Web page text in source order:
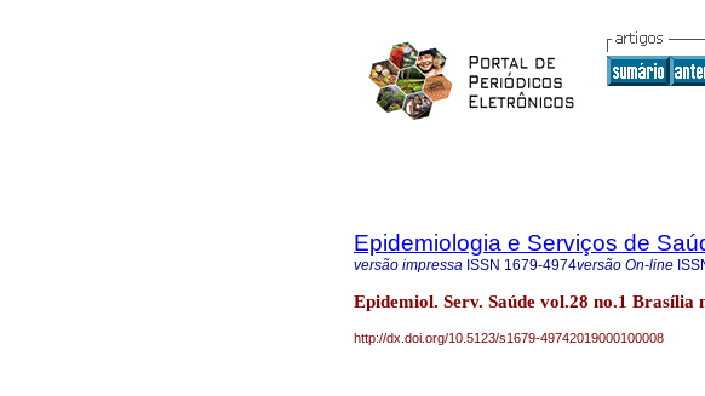
Epidemiologia e Serviços de
versão impressa ISSN 1679-4974versão On-line
Epidemiol. Serv. Saúde vol.28 no.1
http://dx.doi.org/10.5123/s1679-49742019000100008